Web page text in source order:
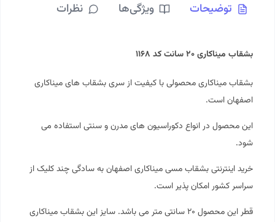
توضیحات ویژگی‌ها نظرات
بشقاب میناکاری ۲۰ سانت کد ۱۱۶۸
بشقاب میناکاری محصولی با کیفیت از سری بشقاب های میناکاری
اصفهان است.
این محصول در انواع دکوراسیون های مدرن و سنتی استفاده می
شود.
خرید اینترنتی بشقاب مسی میناکاری اصفهان به سادگی چند کلیک از
سراسر کشور امکان پذیر است.
قطر این محصول ۲۰ سانتی متر می باشد. سایز این بشقاب
میناکاری